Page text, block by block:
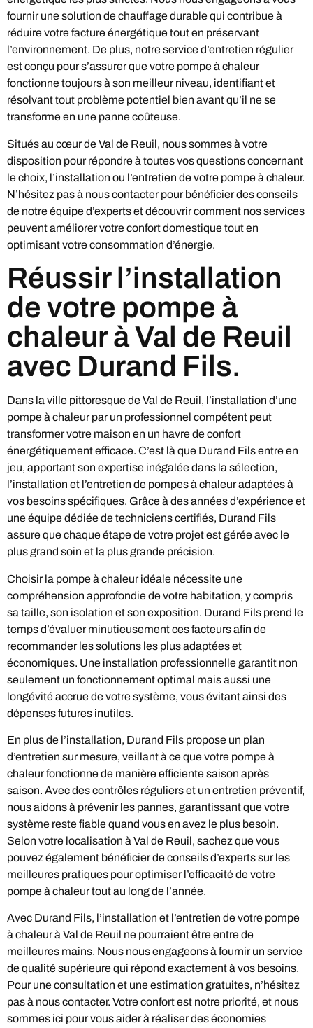
fournir une solution de chauffage durable qui contribue à
réduire votre facture énergétique tout en préservant
l’environnement. De plus, notre service d’entretien régulier
est conçu pour s’assurer que votre pompe à chaleur
fonctionne toujours à son meilleur niveau, identifiant et
résolvant tout problème potentiel bien avant qu’il ne se
transforme en une panne coûteuse.
Situés au cœur de Val de Reuil, nous sommes à votre
disposition pour répondre à toutes vos questions concernant
le choix, l’installation ou l’entretien de votre pompe à chaleur.
N’hésitez pas à nous contacter pour bénéficier des conseils
de notre équipe d’experts et découvrir comment nos services
peuvent améliorer votre confort domestique tout en
optimisant votre consommation d’énergie.
Réussir l’installation
de votre pompe à
chaleur à Val de Reuil
avec Durand Fils.
Dans la ville pittoresque de Val de Reuil, l’installation d’une
pompe à chaleur par un professionnel compétent peut
transformer votre maison en un havre de confort
énergétiquement efficace. C’est là que Durand Fils entre en
jeu, apportant son expertise inégalée dans la sélection,
l’installation et l’entretien de pompes à chaleur adaptées à
vos besoins spécifiques. Grâce à des années d’expérience et
une équipe dédiée de techniciens certifiés, Durand Fils
assure que chaque étape de votre projet est gérée avec le
plus grand soin et la plus grande précision.
Choisir la pompe à chaleur idéale nécessite une
compréhension approfondie de votre habitation, y compris
sa taille, son isolation et son exposition. Durand Fils prend le
temps d’évaluer minutieusement ces facteurs afin de
recommander les solutions les plus adaptées et
économiques. Une installation professionnelle garantit non
seulement un fonctionnement optimal mais aussi une
longévité accrue de votre système, vous évitant ainsi des
dépenses futures inutiles.
En plus de l’installation, Durand Fils propose un plan
d’entretien sur mesure, veillant à ce que votre pompe à
chaleur fonctionne de manière efficiente saison après
saison. Avec des contrôles réguliers et un entretien préventif,
nous aidons à prévenir les pannes, garantissant que votre
système reste fiable quand vous en avez le plus besoin.
Selon votre localisation à Val de Reuil, sachez que vous
pouvez également bénéficier de conseils d’experts sur les
meilleures pratiques pour optimiser l’efficacité de votre
pompe à chaleur tout au long de l’année.
Avec Durand Fils, l’installation et l’entretien de votre pompe
à chaleur à Val de Reuil ne pourraient être entre de
meilleures mains. Nous nous engageons à fournir un service
de qualité supérieure qui répond exactement à vos besoins.
Pour une consultation et une estimation gratuites, n’hésitez
pas à nous contacter. Votre confort est notre priorité, et nous
sommes ici pour vous aider à réaliser des économies